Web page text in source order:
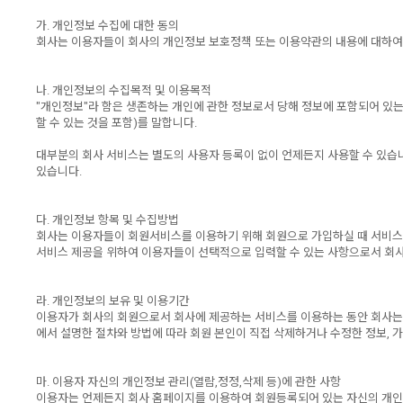
가. 개인정보 수집에 대한 동의
회사는 이용자들이 회사의 개인정보 보호정책 또는 이용약관의 내용에 대
나. 개인정보의 수집목적 및 이용목적
"개인정보"라 함은 생존하는 개인에 관한 정보로서 당해 정보에 포함되어 있
할 수 있는 것을 포함)를 말합니다.
대부분의 회사 서비스는 별도의 사용자 등록이 없이 언제든지 사용할 수 있
있습니다.
다. 개인정보 항목 및 수집방법
회사는 이용자들이 회원서비스를 이용하기 위해 회원으로 가입하실 때 서비
서비스 제공을 위하여 이용자들이 선택적으로 입력할 수 있는 사항으로서
라. 개인정보의 보유 및 이용기간
이용자가 회사의 회원으로서 회사에 제공하는 서비스를 이용하는 동안 회
에서 설명한 절차와 방법에 따라 회원 본인이 직접 삭제하거나 수정한 정보,
마. 이용자 자신의 개인정보 관리(열람,정정,삭제 등)에 관한 사항
이용자는 언제든지 회사 홈페이지를 이용하여 회원등록되어 있는 자신의